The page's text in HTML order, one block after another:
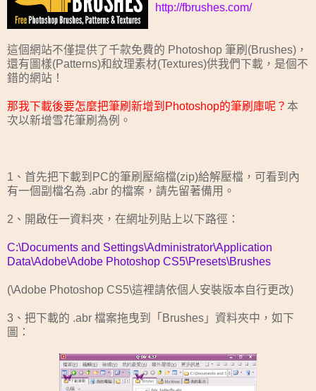
http://fbrushes.com/
這個網站不僅提供了千款免費的 Photoshop 筆刷(Brushes)，
還有圖樣(Patterns)和紋理素材(Textures)供我們下載，是個不
錯的網站！
那我下載後要怎麼把筆刷新增到Photoshop的筆刷庫呢？ 本
次以新增雪花筆刷為例。
1、首先把下載到PC的筆刷壓縮檔(zip)給解壓檔，可看到內
有一個副檔名為 .abr 的檔案，請先留著備用。
2、開啟任一資料夾，在網址列貼上以下路徑：
C:\Documents and Settings\Administrator\Application
Data\Adobe\Adobe Photoshop CS5\Presets\Brushes
(\Adobe Photoshop CS5\這裡請依個人安裝版本自行更改)
3、把下載的 .abr 檔案拖曳到「Brushes」資料夾中，如下
圖：